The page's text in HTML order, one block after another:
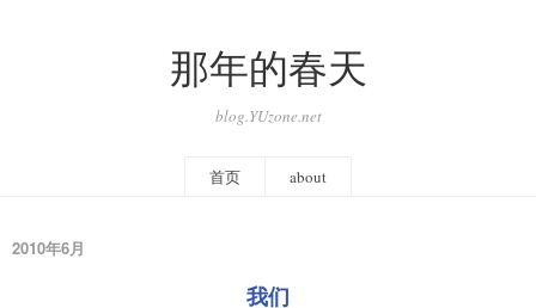
那年的春天
blog.YUzone.net
首页 about
2010年6月
我们